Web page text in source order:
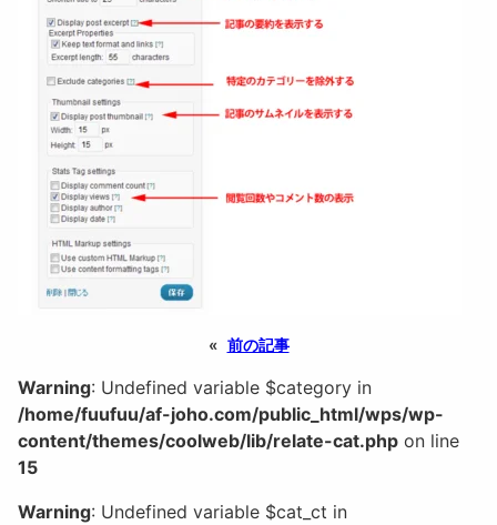
« 前の記事
Warning: Undefined variable $category in
/home/fuufuu/af-joho.com/public_html/wps/wp-
content/themes/coolweb/lib/relate-cat.php on line
15
Warning: Undefined variable $cat_ct in